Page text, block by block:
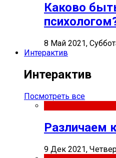
Каково
8 Май 2021,
Интерактив
Интерактив
Посмотреть все
Различаем
9 Дек 2021,